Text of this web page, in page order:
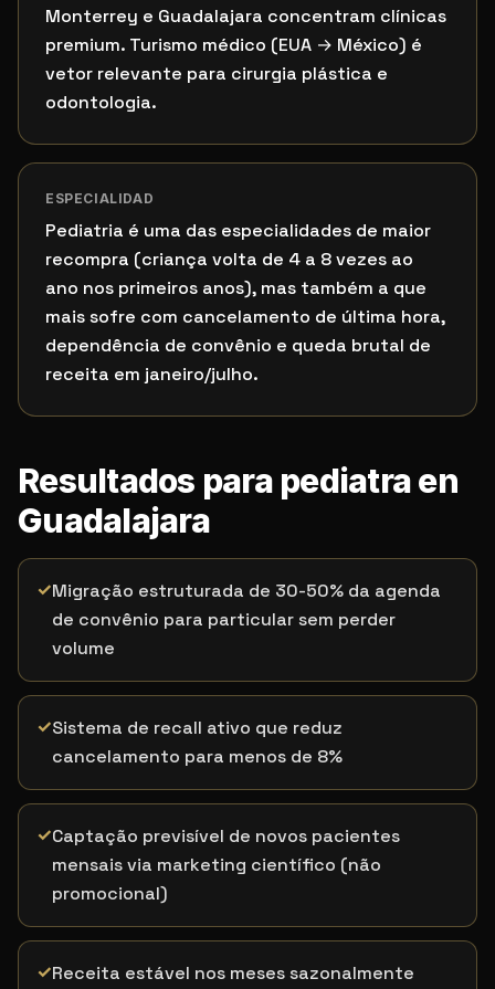
Monterrey e Guadalajara concentram clínicas
premium. Turismo médico (EUA → México) é
vetor relevante para cirurgia plástica e
odontologia.
ESPECIALIDAD
Pediatria é uma das especialidades de maior
recompra (criança volta de 4 a 8 vezes ao
ano nos primeiros anos), mas também a que
mais sofre com cancelamento de última hora,
dependência de convênio e queda brutal de
receita em janeiro/julho.
Resultados para pediatra en
Guadalajara
✓Migração estruturada de 30-50% da agenda
de convênio para particular sem perder
volume
✓Sistema de recall ativo que reduz
cancelamento para menos de 8%
✓Captação previsível de novos pacientes
mensais via marketing científico (não
promocional)
✓Receita estável nos meses sazonalmente